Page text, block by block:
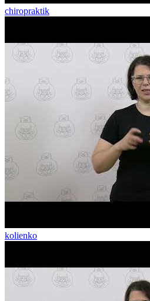
chiropraktik
kolienko